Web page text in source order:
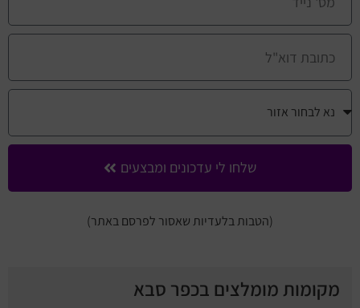
שלחו לי עדכונים ומבצעים
(הטבות בלעדיות שאסור לפרסם באתר)
מקומות מומלצים בכפר סבא